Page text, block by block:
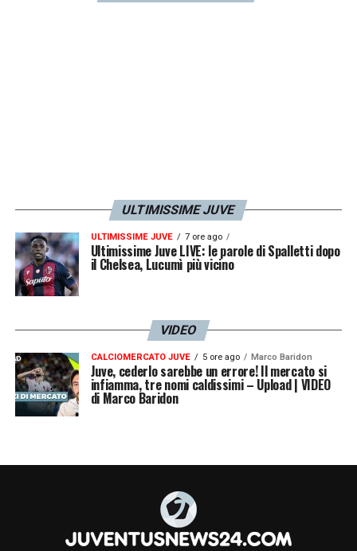
ULTIMISSIME JUVE
ULTIMISSIME JUVE 7 ore ago
Ultimissime Juve LIVE: le parole di Spalletti dopo
il Chelsea, Lucumì più vicino
VIDEO
CALCIOMERCATO JUVE 5 ore ago Marco Baridon
Juve, cederlo sarebbe un errore! Il mercato si
infiamma, tre nomi caldissimi – Upload | VIDEO
di Marco Baridon